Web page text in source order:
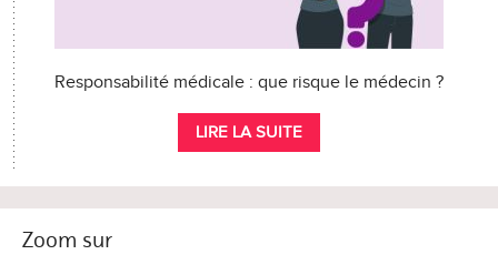
Responsabilité médicale : que risque le médecin ?
LIRE LA SUITE
Zoom sur